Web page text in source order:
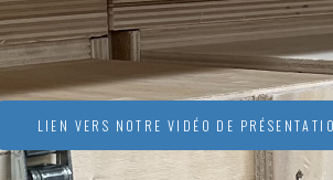
LIEN VERS NOTRE VIDÉO DE